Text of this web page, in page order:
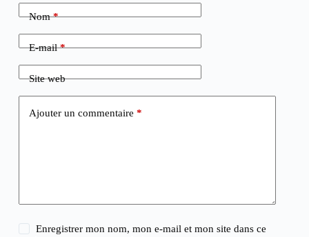
Nom*
E-mail*
Site web
Ajouter un commentaire *
Enregistrer mon nom, mon e-mail et mon site dans ce